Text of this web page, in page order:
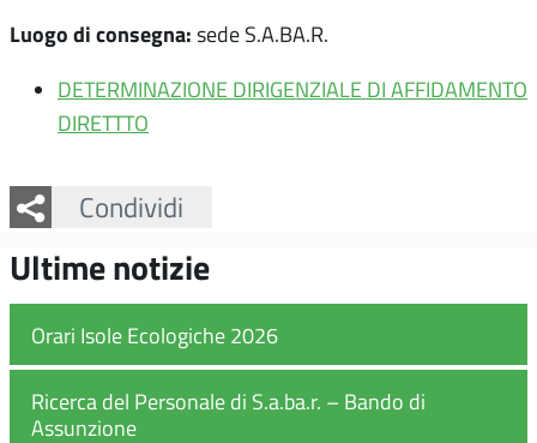
Luogo di consegna: sede S.A.BA.R.
DETERMINAZIONE DIRIGENZIALE DI AFFIDAMENTO
DIRETTTO
Condividi
Facebook
Twitter
Whatsapp
Ultime notizie
Orari Isole Ecologiche 2026
Ricerca del Personale di S.a.ba.r. – Bando di
Assunzione